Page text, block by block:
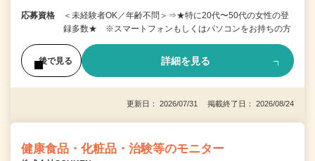
応募資格
＜未経験者OK／年齢不問＞⇒★特に20代〜50代の女性の登
録多数★ ※スマートフォンもしくはパソコンをお持ちの方
後で見る 詳細を見る
更新日： 2026/07/31 掲載終了日： 2026/08/24
健康食品・化粧品・治験等のモニター